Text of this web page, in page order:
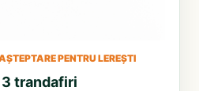
PENTRU LEREȘTI
trandafiri